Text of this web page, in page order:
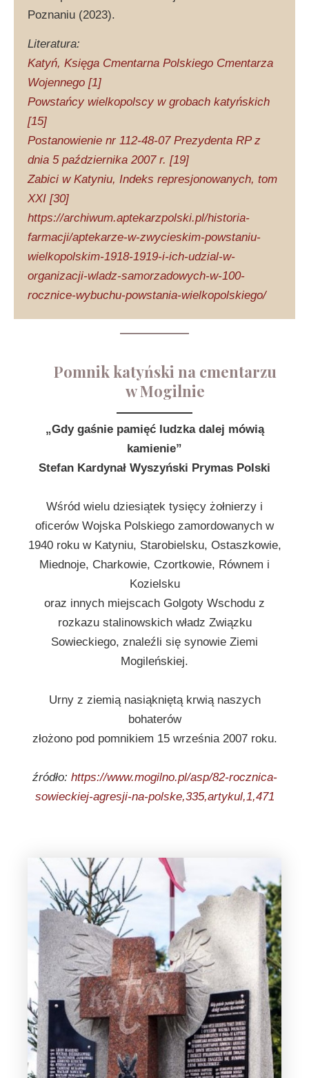
Poznaniu (2023).
Literatura:
Katyń, Księga Cmentarna Polskiego Cmentarza
Wojennego [1]
Powstańcy wielkopolscy w grobach katyńskich
[15]
Postanowienie nr 112-48-07 Prezydenta RP z
dnia 5 października 2007 r. [19]
Zabici w Katyniu, Indeks represjonowanych, tom
XXI [30]
https://archiwum.aptekarzpolski.pl/historia-
farmacji/aptekarze-w-zwycieskim-powstaniu-
wielkopolskim-1918-1919-i-ich-udzial-w-
organizacji-wladz-samorzadowych-w-100-
rocznice-wybuchu-powstania-wielkopolskiego/
Pomnik katyński na cmentarzu
w Mogilnie
„Gdy gaśnie pamięć ludzka dalej mówią
kamienie”
Stefan Kardynał Wyszyński Prymas Polski
Wśród wielu dziesiątek tysięcy żołnierzy i
oficerów Wojska Polskiego zamordowanych w
1940 roku w Katyniu, Starobielsku, Ostaszkowie,
Miednoje, Charkowie, Czortkowie, Równem i
Kozielsku
oraz innych miejscach Golgoty Wschodu z
rozkazu stalinowskich władz Związku
Sowieckiego, znaleźli się synowie Ziemi
Mogileńskiej.
Urny z ziemią nasiąkniętą krwią naszych
bohaterów
złożono pod pomnikiem 15 września 2007 roku.
źródło: https://www.mogilno.pl/asp/82-rocznica-
sowieckiej-agresji-na-polske,335,artykul,1,471